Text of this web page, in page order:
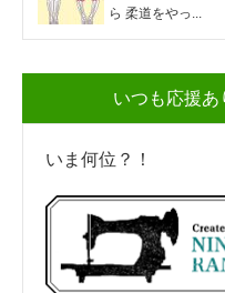
ら 柔道をやっ...
いつも応援あ
いま何位？！